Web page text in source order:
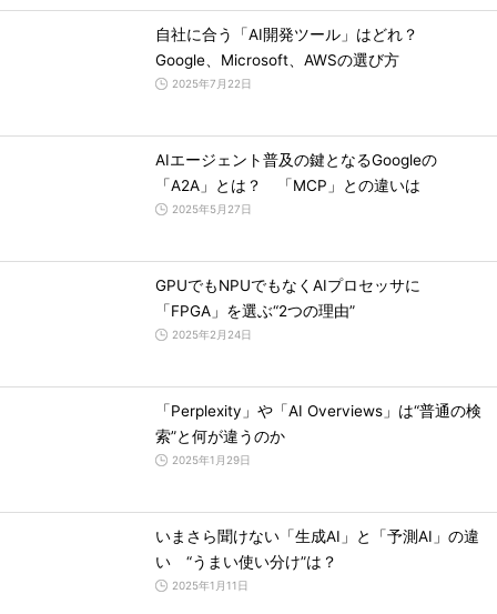
自社に合う「AI開発ツール」はどれ？
Google、Microsoft、AWSの選び方
2025年7月22日
AIエージェント普及の鍵となるGoogleの
「A2A」とは？ 「MCP」との違いは
2025年5月27日
GPUでもNPUでもなくAIプロセッサに
「FPGA」を選ぶ“2つの理由”
2025年2月24日
「Perplexity」や「AI Overviews」は“普通の検
索”と何が違うのか
2025年1月29日
いまさら聞けない「生成AI」と「予測AI」の違
い “うまい使い分け”は？
2025年1月11日